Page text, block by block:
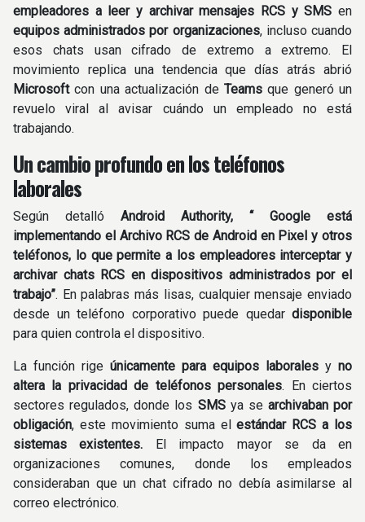
empleadores a leer y archivar mensajes RCS y SMS en
equipos administrados por organizaciones, incluso cuando
esos chats usan cifrado de extremo a extremo. El
movimiento replica una tendencia que días atrás abrió
Microsoftcon una actualización de Teamsque generó un
revuelo viral al avisar cuándo un empleado no está
trabajando.
Un cambio profundo en los teléfonos
laborales
Según detalló Android Authority, “ Google está
implementando el Archivo RCS de Android en Pixel y otros
teléfonos, lo que permite a los empleadores interceptar y
archivar chats RCS en dispositivos administrados por el
trabajo”. En palabras más lisas, cualquier mensaje enviado
desde un teléfono corporativo puede quedar disponible
para quien controla el dispositivo.
La función rige únicamente para equipos laborales y no
altera la privacidad de teléfonos personales. En ciertos
sectores regulados, donde los SMS ya se archivaban por
obligación, este movimiento suma elestándar RCS a los
sistemas existentes. El impacto mayor se da en
organizaciones comunes, donde los empleados
consideraban que un chat cifrado no debía asimilarse al
correo electrónico.